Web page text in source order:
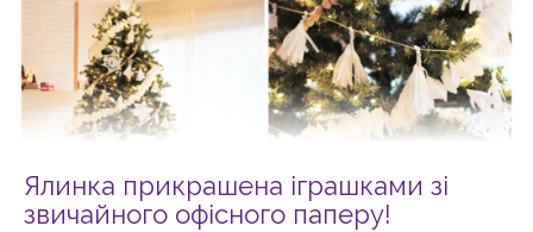
Ялинка прикрашена іграшками зі
звичайного офісного паперу!